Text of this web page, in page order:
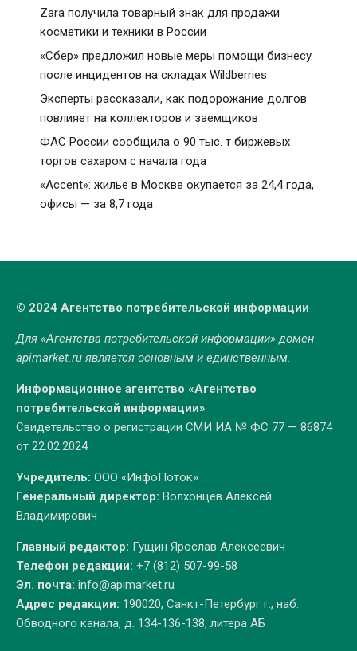
Zara получила товарный знак для продажи
косметики и техники в России
«Сбер» предложил новые меры помощи бизнесу
после инцидентов на складах Wildberries
Эксперты рассказали, как подорожание долгов
повлияет на коллекторов и заемщиков
ФАС России сообщила о 90 тыс. т биржевых
торгов сахаром с начала года
«Accent»: жилье в Москве окупается за 24,4 года,
офисы — за 8,7 года
© 2024 Агентство потребительской информации
Для «Агентства потребительской информации» домен
apimarket.ruявляется основным и единственным.
Информационное агентство «Агентство
потребительской информации»
Свидетельство о регистрации СМИ ИА № ФС 77 — 86874
от 22.02.2024
Учредитель: ООО «ИнфоПоток»
Генеральный директор: Волхонцев Алексей
Владимирович
Главный редактор: Гущин Ярослав Алексеевич
Телефон редакции: +7 (812) 507-99-58
Эл. почта: info@apimarket.ru
Адрес редакции: 190020, Санкт-Петербург г., наб.
Обводного канала, д. 134-136-138, литера АБ